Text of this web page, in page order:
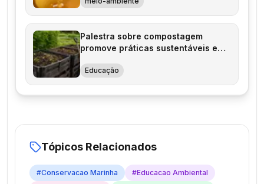
Palestra sobre compostagem
promove práticas sustentáveis em
Educação
Tópicos Relacionados
#Conservacao Marinha #Educacao Ambiental